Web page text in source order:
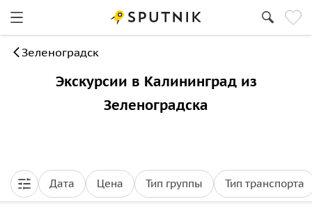
Зеленоградск
Экскурсии в Калининград из
Зеленоградска
Дата Цена Тип группы Тип транспорта